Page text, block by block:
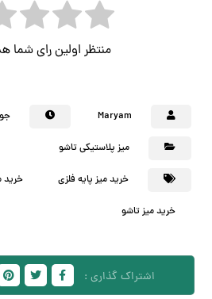
منتظر اولین رای شما
Maryam
میز پلاستیکی تاشو
خرید میز پایه فلزی خرید
خرید میز تاشو